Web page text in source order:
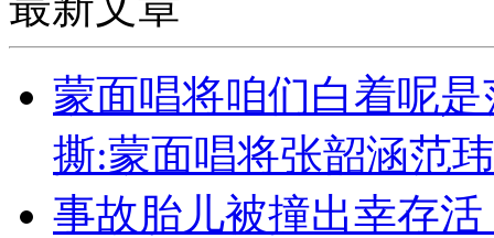
蒙面唱将咱们白着呢
撕:蒙面唱将张韶涵范
事故胎儿被撞出幸存